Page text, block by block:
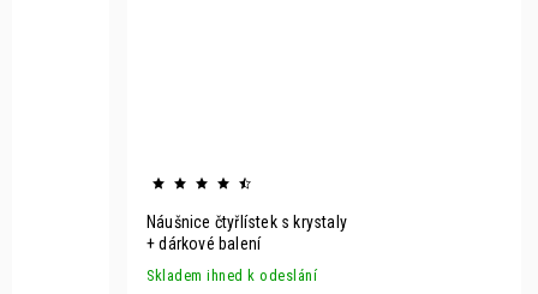
Náušnice čtyřlístek s krystaly
+ dárkové balení
Skladem ihned k odeslání